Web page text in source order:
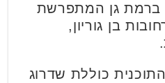
ברמת גן המתפרשת
הרחובות בן גוריון,
כוללת שדרוג